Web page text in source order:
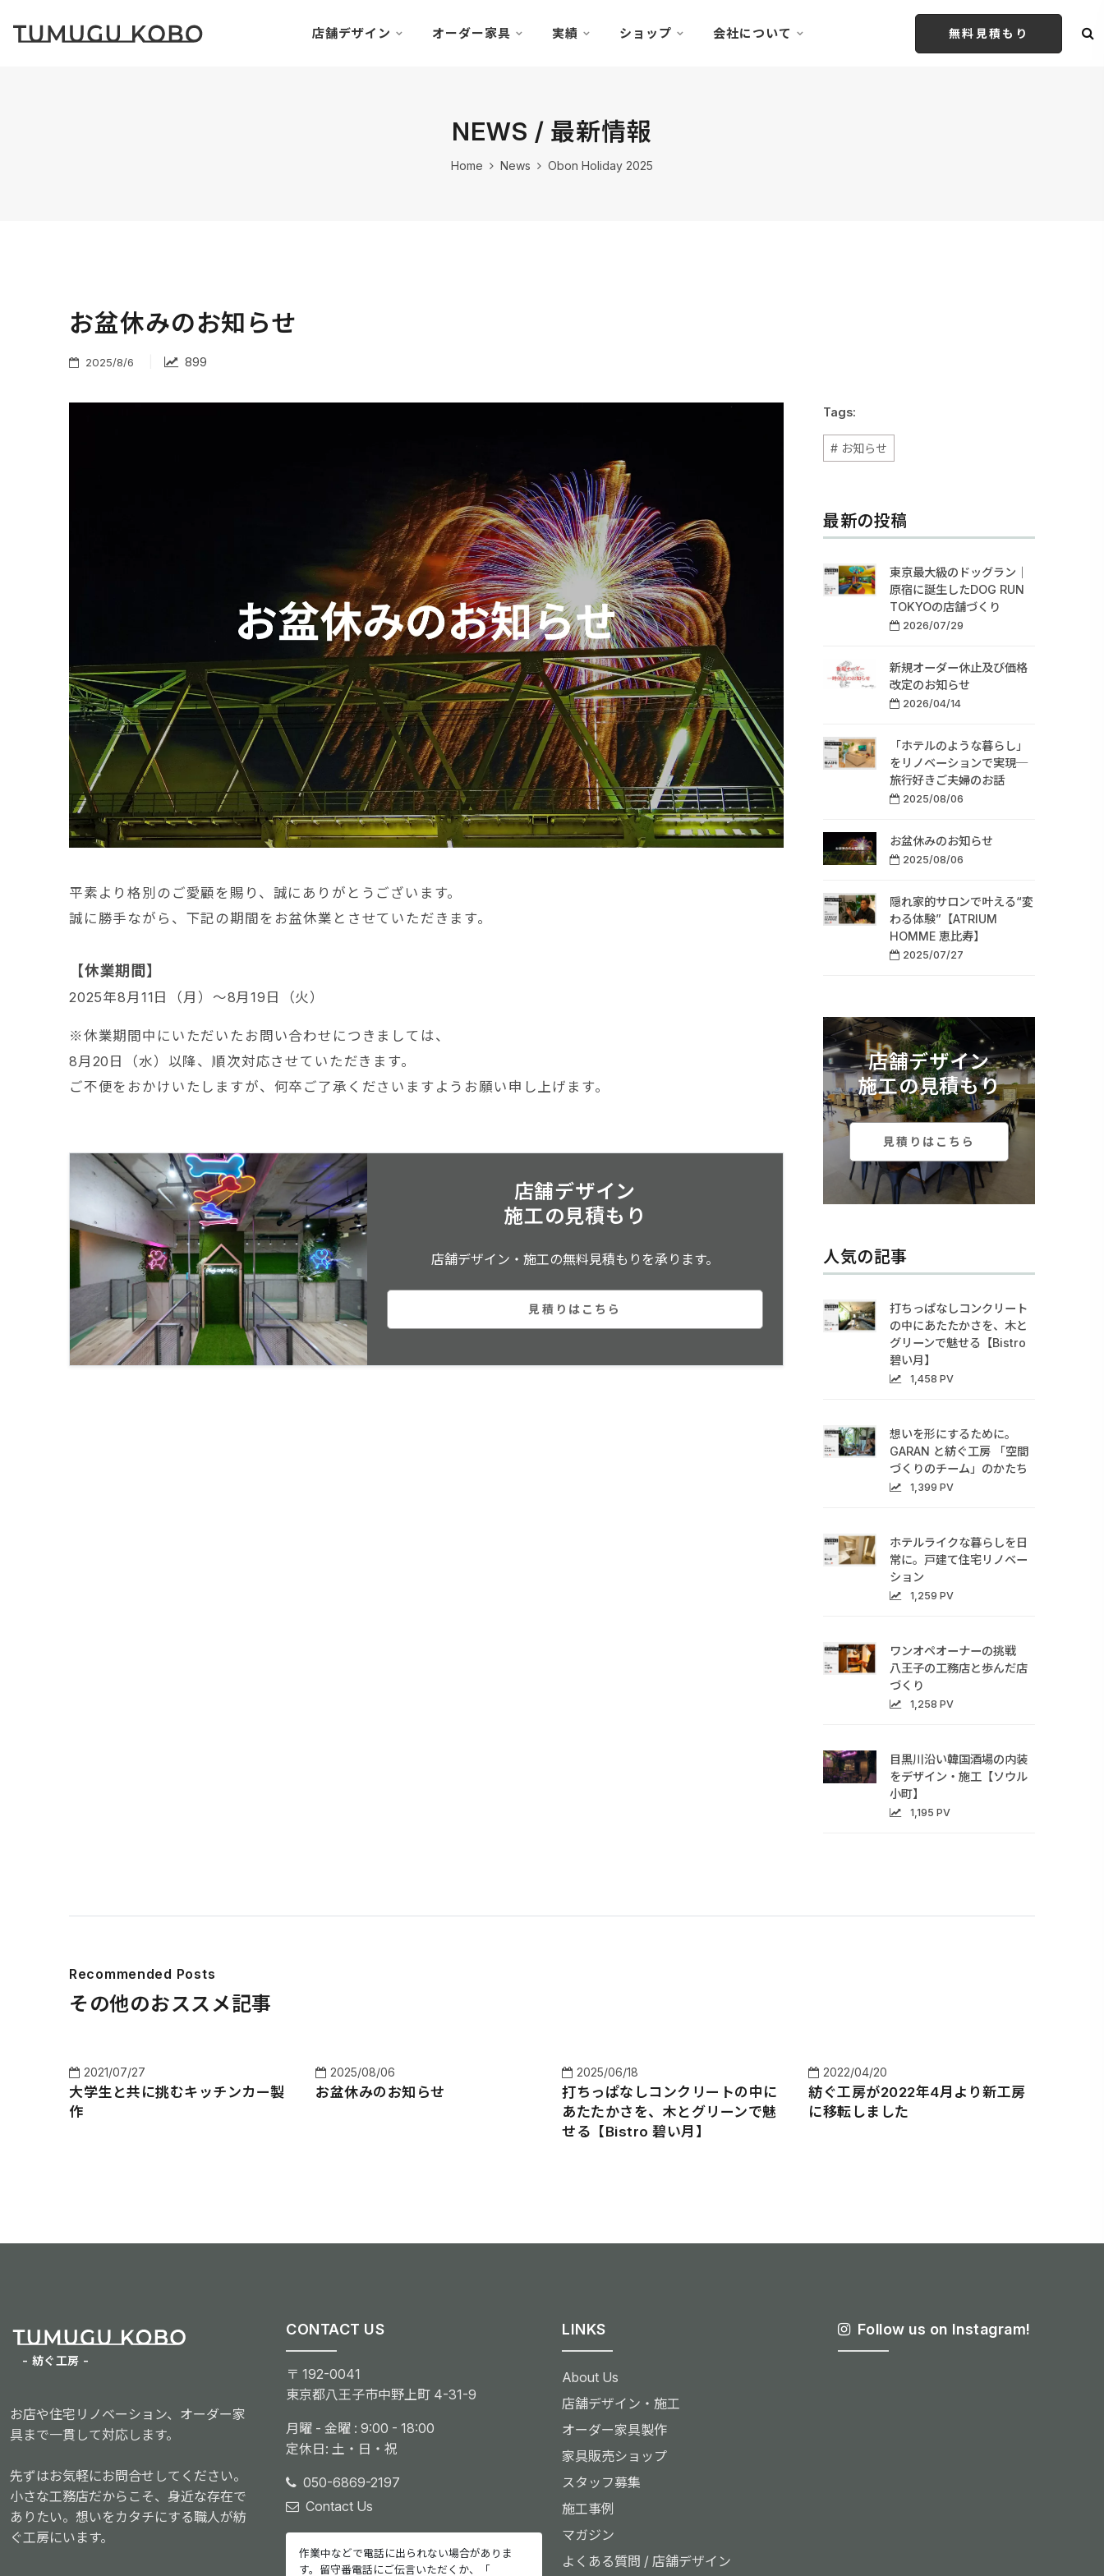
店舗デザイン オーダー家具 実績 ショップ 会社について 無料見積もり
NEWS / 最新情報
Home News Obon Holiday 2025
お盆休みのお知らせ
2025/8/6 899
平素より格別のご愛顧を賜り、誠にありがとうございます。
誠に勝手ながら、下記の期間をお盆休業とさせていただきます。
【休業期間】
2025年8月11日（月）～8月19日（火）
※休業期間中にいただいたお問い合わせにつきましては、
8月20日（水）以降、順次対応させていただきます。
ご不便をおかけいたしますが、何卒ご了承くださいますようお願い申し上げます。
店舗デザイン
施工の見積もり
店舗デザイン・施工の無料見積もりを承ります。
見積りはこちら
Tags:
お知らせ
最新の投稿
東京最大級のドッグラン｜
原宿に誕生したDOG RUN
TOKYOの店舗づくり
2026/07/29
新規オーダー休止及び価格
改定のお知らせ
2026/04/14
「ホテルのような暮らし」
をリノベーションで実現─
旅行好きご夫婦のお話
2025/08/06
お盆休みのお知らせ
2025/08/06
隠れ家的サロンで叶える“変
わる体験”【ATRIUM
HOMME 恵比寿】
2025/07/27
店舗デザイン
施工の見積もり
見積りはこちら
人気の記事
打ちっぱなしコンクリート
の中にあたたかさを、木と
グリーンで魅せる【Bistro
碧い月】
1,458 PV
想いを形にするために。
GARAN と紡ぐ工房 「空間
づくりのチーム」のかたち
1,399 PV
ホテルライクな暮らしを日
常に。戸建て住宅リノベー
ション
1,259 PV
ワンオペオーナーの挑戦
八王子の工務店と歩んだ店
づくり
1,258 PV
目黒川沿い韓国酒場の内装
をデザイン・施工【ソウル
小町】
1,195 PV
Recommended Posts
その他のおススメ記事
2021/07/27
大学生と共に挑むキッチンカー製
作
2025/08/06
お盆休みのお知らせ
2025/06/18
打ちっぱなしコンクリートの中に
あたたかさを、木とグリーンで魅
せる【Bistro 碧い月】
2022/04/20
紡ぐ工房が2022年4月より新工房
に移転しました
- 紡ぐ工房 -
お店や住宅リノベーション、オーダー家
具まで一貫して対応します。
先ずはお気軽にお問合せしてください。
小さな工務店だからこそ、身近な存在で
ありたい。想いをカタチにする職人が紡
ぐ工房にいます。
CONTACT US
〒 192-0041
東京都八王子市中野上町 4-31-9
月曜 - 金曜 : 9:00 - 18:00
定休日: 土・日・祝
050-6869-2197
Contact Us
作業中などで電話に出られない場合がありま
す。留守番電話にご伝言いただくか、「
LINKS
About Us
店舗デザイン・施工
オーダー家具製作
家具販売ショップ
スタッフ募集
施工事例
マガジン
よくある質問 / 店舗デザイン
Follow us on Instagram!